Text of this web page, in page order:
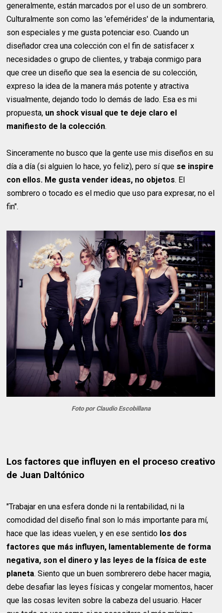
generalmente, están marcados por el uso de un sombrero.
Culturalmente son como las 'efemérides' de la indumentaria,
son especiales y me gusta potenciar eso. Cuando un
diseñador crea una colección con el fin de satisfacer x
necesidades o grupo de clientes, y trabaja conmigo para
que cree un diseño que sea la esencia de su colección,
expreso la idea de la manera más potente y atractiva
visualmente, dejando todo lo demás de lado. Esa es mi
propuesta, un shock visual que te deje claro el
manifiesto de la colección.
Sinceramente no busco que la gente use mis diseños en su
día a día (si alguien lo hace, yo feliz), pero sí que se inspire
con ellos. Me gusta vender ideas, no objetos. El
sombrero o tocado es el medio que uso para expresar, no el
fin".
Foto por Claudio Escobillana
Los factores que influyen en el proceso creativo
de Juan Daltónico
"Trabajar en una esfera donde ni la rentabilidad, ni la
comodidad del diseño final son lo más importante para mí,
hace que las ideas vuelen, y en ese sentido los dos
factores que más influyen, lamentablemente de forma
negativa, son el dinero y las leyes de la física de este
planeta. Siento que un buen sombrerero debe hacer magia,
debe desafiar las leyes físicas y congelar momentos, hacer
que las cosas leviten sobre la cabeza del usuario. Hacer